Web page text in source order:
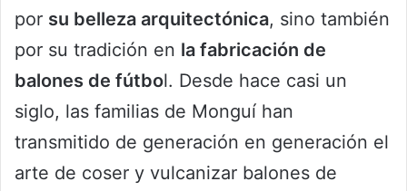
por su belleza arquitectónica, sino también
por su tradición en la fabricación de
balones de fútbol. Desde hace casi un
siglo, las familias de Monguí han
transmitido de generación en generación el
arte de coser y vulcanizar balones de